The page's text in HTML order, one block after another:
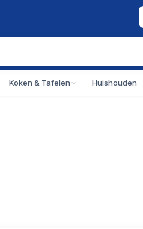
Koken & Tafelen Huishouden